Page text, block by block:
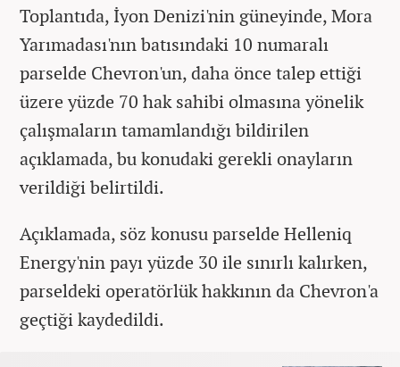
Toplantıda, İyon Denizi'nin güneyinde, Mora
Yarımadası'nın batısındaki 10 numaralı
parselde Chevron'un, daha önce talep ettiği
üzere yüzde 70 hak sahibi olmasına yönelik
çalışmaların tamamlandığı bildirilen
açıklamada, bu konudaki gerekli onayların
verildiği belirtildi.
Açıklamada, söz konusu parselde Helleniq
Energy'nin payı yüzde 30 ile sınırlı kalırken,
parseldeki operatörlük hakkının da Chevron'a
geçtiği kaydedildi.